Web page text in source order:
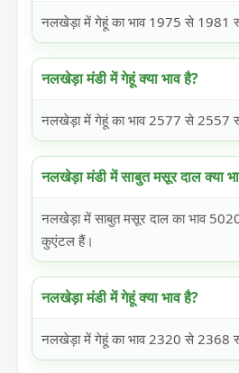
नलखेड़ा में गेहूं का भाव 1975 से 1981
नलखेड़ा मंडी में गेहूं क्या भाव है?
नलखेड़ा में गेहूं का भाव 2577 से 2557
नलखेड़ा मंडी में साबुत मसूर दाल क्या
नलखेड़ा में साबुत मसूर दाल का भाव
कुएंटल हैं।
नलखेड़ा मंडी में गेहूं क्या भाव है?
नलखेड़ा में गेहूं का भाव 2320 से 2368